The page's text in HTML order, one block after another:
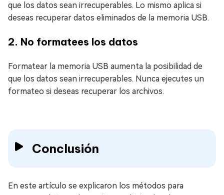
que los datos sean irrecuperables. Lo mismo aplica si
deseas recuperar datos eliminados de la memoria USB.
2. No formatees los datos
Formatear la memoria USB aumenta la posibilidad de
que los datos sean irrecuperables. Nunca ejecutes un
formateo si deseas recuperar los archivos.
Conclusión
En este artículo se explicaron los métodos para